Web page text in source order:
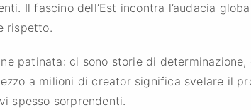
Il fascino dell’Est incontra l’audacia
rispetto.
patinata: ci sono storie di
a milioni di creator significa svelare il
spesso sorprendenti.